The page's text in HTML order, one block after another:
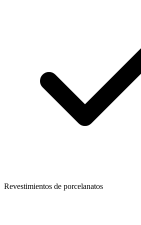
Revestimientos de porcelanatos